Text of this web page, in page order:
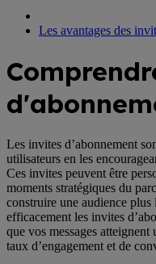
Les avantages des
Les invites d’abonnement
utilisateurs en les
Ces invites peuvent être
moments stratégiques du
construire une audience
efficacement les invites
que vos messages
taux d’engagement et de